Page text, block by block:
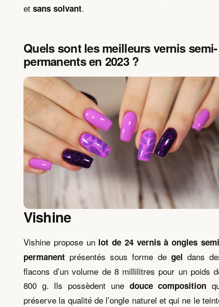
et sans solvant.
Quels sont les meilleurs vernis semi-
permanents en 2023 ?
Vishine
Vishine propose un lot de 24 vernis à ongles
permanent présentés sous forme de gel dans
flacons d’un volume de 8 millilitres pour un poids
800 g. Ils possèdent une douce composition
préserve la qualité de l’ongle naturel et qui ne le